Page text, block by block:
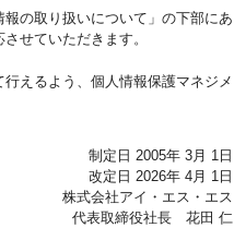
の取り扱いについて」の下部にあ
せていただきます。
えるよう、個人情報保護マネジメ
制定日 2005年 3月 1日
改定日 2026年 4月 1日
株式会社アイ・エス・エス
代表取締役社長 花田 仁